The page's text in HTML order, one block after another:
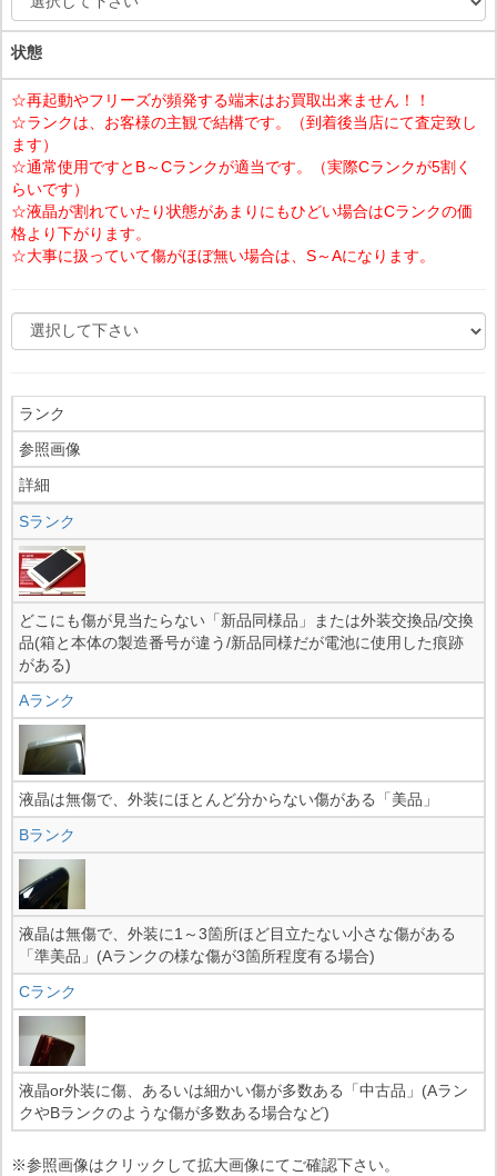
状態
☆再起動やフリーズが頻発する端末はお買取出来ません！！
☆ランクは、お客様の主観で結構です。（到着後当店にて査定致し
ます）
☆通常使用ですとB～Cランクが適当です。（実際Cランクが5割く
らいです）
☆液晶が割れていたり状態があまりにもひどい場合はCランクの価
格より下がります。
☆大事に扱っていて傷がほぼ無い場合は、S～Aになります。
ランク
参照画像
詳細
Sランク
どこにも傷が見当たらない「新品同様品」または外装交換品/交換
品(箱と本体の製造番号が違う/新品同様だが電池に使用した痕跡
がある)
Aランク
液晶は無傷で、外装にほとんど分からない傷がある「美品」
Bランク
液晶は無傷で、外装に1～3箇所ほど目立たない小さな傷がある
「準美品」(Aランクの様な傷が3箇所程度有る場合)
Cランク
液晶or外装に傷、あるいは細かい傷が多数ある「中古品」(Aラン
クやBランクのような傷が多数ある場合など)
※参照画像はクリックして拡大画像にてご確認下さい。